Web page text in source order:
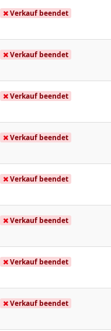
Verkauf beendet
Verkauf beendet
Verkauf beendet
Verkauf beendet
Verkauf beendet
Verkauf beendet
Verkauf beendet
Verkauf beendet